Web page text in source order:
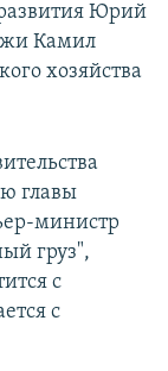
Юрий
Камил
хозяйства
главы
министр
груз",
с
с